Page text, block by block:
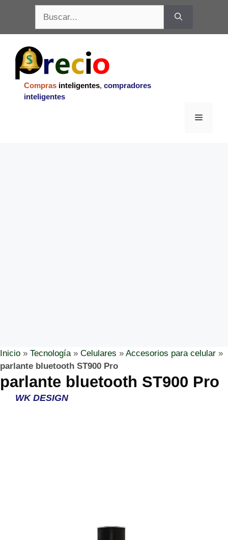
contenido
Compras inteligentes, compradores
inteligentes
Menu
Inicio » Tecnología» Celulares » Accesorios para celular »
parlante bluetooth ST900 Pro
parlante bluetooth ST900 Pro
WK DESIGN